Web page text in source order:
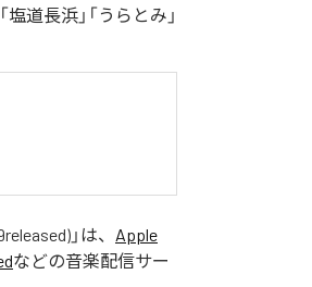
道長浜」「うらとみ」
」は、 Apple
などの音楽配信サー